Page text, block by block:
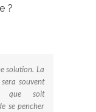
?
solution. La
souvent
que soit
se pencher